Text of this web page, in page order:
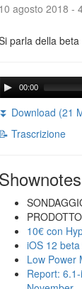
10 agosto 2018 -
parla della
00:00
⏬ Download (21
📝 Trascrizione
Shownotes
10€ con
iOS 12
Low Power
Report: